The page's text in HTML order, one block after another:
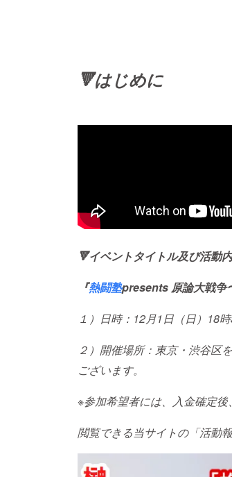
🔻はじめに
🔻イベントタイトル及び活動
『熱闘塾presents 原論大戦争
１）日時：12月1日（日）18
２）開催場所：東京・渋谷区
ございます。
※参加希望者には、入金確定
閲覧できる当サイトの「活動